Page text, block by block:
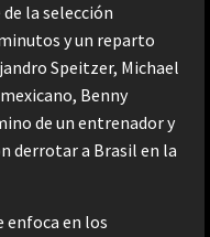
la selección
y un reparto
Speitzer, Michael
Benny
de un entrenador y
derrotar a Brasil en la
enfoca en los